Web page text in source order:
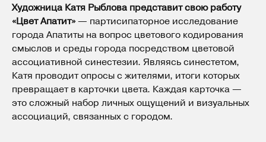
Художница Катя Рыблова представит свою работу
«Цвет Апатит»— партисипаторное исследование
города Апатиты на вопрос цветового кодирования
смыслов и среды города посредством цветовой
ассоциативной синестезии. Являясь синестетом,
Катя проводит опросы с жителями, итоги которых
превращает в карточки цвета. Каждая карточка —
это сложный набор личных ощущений и визуальных
ассоциаций, связанных с городом.